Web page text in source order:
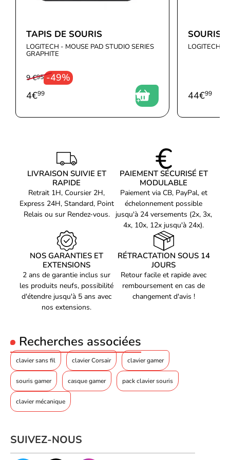
Un design sobre qui impose le respect
Look total black, lignes épurées, construction robuste : le be
clavier Gamer peut allier puissance et élégance. Avec sa couleur
noire profonde et sa qualité premium, il s’intègre parfaitement
dans tout setup, du plus minimaliste au plus extravagant.
Switchs tactiles silencieux pour un gaming concentré et fluide
Interface USB-C : rapide, moderne, efficace
Clavier PC pensé pour les joueurs exigeants
Design noir sobre qui s’adapte à tous les setups
Matériau des touches
Polybutylene terephthalate
(PBT)
Touches Windows
Touches directes
Nombre de clés chaudes
Touches de raccourci
Roulement de la touche N
Taux d'interrogation
1000 Hz
Touche silencieuse
Type d'interrupteur à clé
Tactile
ARM Cortex M0
Rétroéclairage
Type de rétro
LED RGB
Couleur de Backlight
Multicolore
Style de clavier
Repose-poignets
Oui
Hauteur ajustable du
clavier
Oui
Couleur du produit
Noir
Coloration de surface
Écran integré
Type d'écran
LED
TAPIS DE SOURIS
LOGITECH - MOUSE PAD STUDIO SERIES
GRAPHITE
-49%
9 €95
4€99
SOURIS
LOGITECH -
44€99
LIVRAISON SUIVIE ET
RAPIDE
Retrait 1H, Coursier 2H,
Express 24H, Standard, Point
Relais ou sur Rendez-vous.
PAIEMENT SÉCURISÉ ET
MODULABLE
Paiement via CB, PayPal, et
échelonnement possible
jusqu'à 24 versements (2x, 3x,
4x, 10x, 12x jusqu'à 24x).
NOS GARANTIES ET
EXTENSIONS
2 ans de garantie inclus sur
les produits neufs, possibilité
d'étendre jusqu'à 5 ans avec
nos extensions.
RÉTRACTATION SOUS 14
JOURS
Retour facile et rapide avec
remboursement en cas de
changement d'avis !
Recherches associées
clavier sans fil clavier Corsair clavier gamer
souris gamer casque gamer pack clavier souris
clavier mécanique
SUIVEZ-NOUS